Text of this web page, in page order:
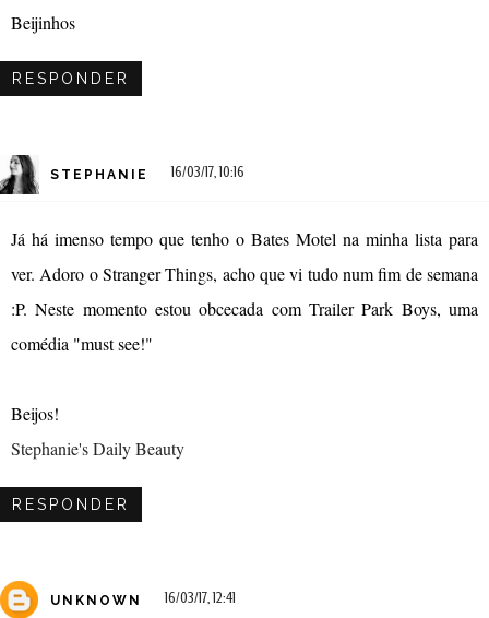
Beijinhos
RESPONDER
STEPHANIE 16/03/17, 10:16
Já há imenso tempo que tenho o Bates Motel na minha lista para
ver. Adoro o Stranger Things, acho que vi tudo num fim de semana
:P. Neste momento estou obcecada com Trailer Park Boys, uma
comédia "must see!"
Beijos!
Stephanie's Daily Beauty
RESPONDER
UNKNOWN 16/03/17, 12:41